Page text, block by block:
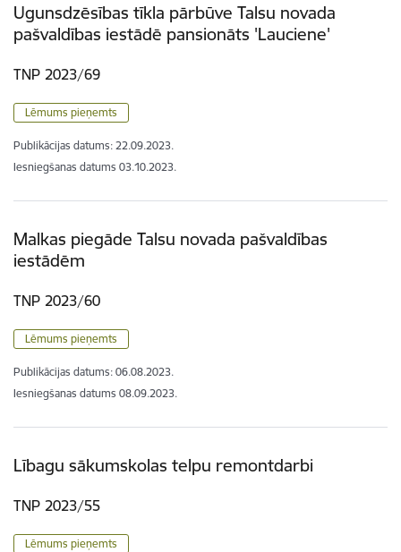
Ugunsdzēsības tīkla pārbūve Talsu novada
pašvaldības iestādē pansionāts 'Lauciene'
TNP 2023/69
Lēmums pieņemts
Publikācijas datums: 22.09.2023.
Iesniegšanas datums 03.10.2023.
Malkas piegāde Talsu novada pašvaldības
iestādēm
TNP 2023/60
Lēmums pieņemts
Publikācijas datums: 06.08.2023.
Iesniegšanas datums 08.09.2023.
Lībagu sākumskolas telpu remontdarbi
TNP 2023/55
Lēmums pieņemts